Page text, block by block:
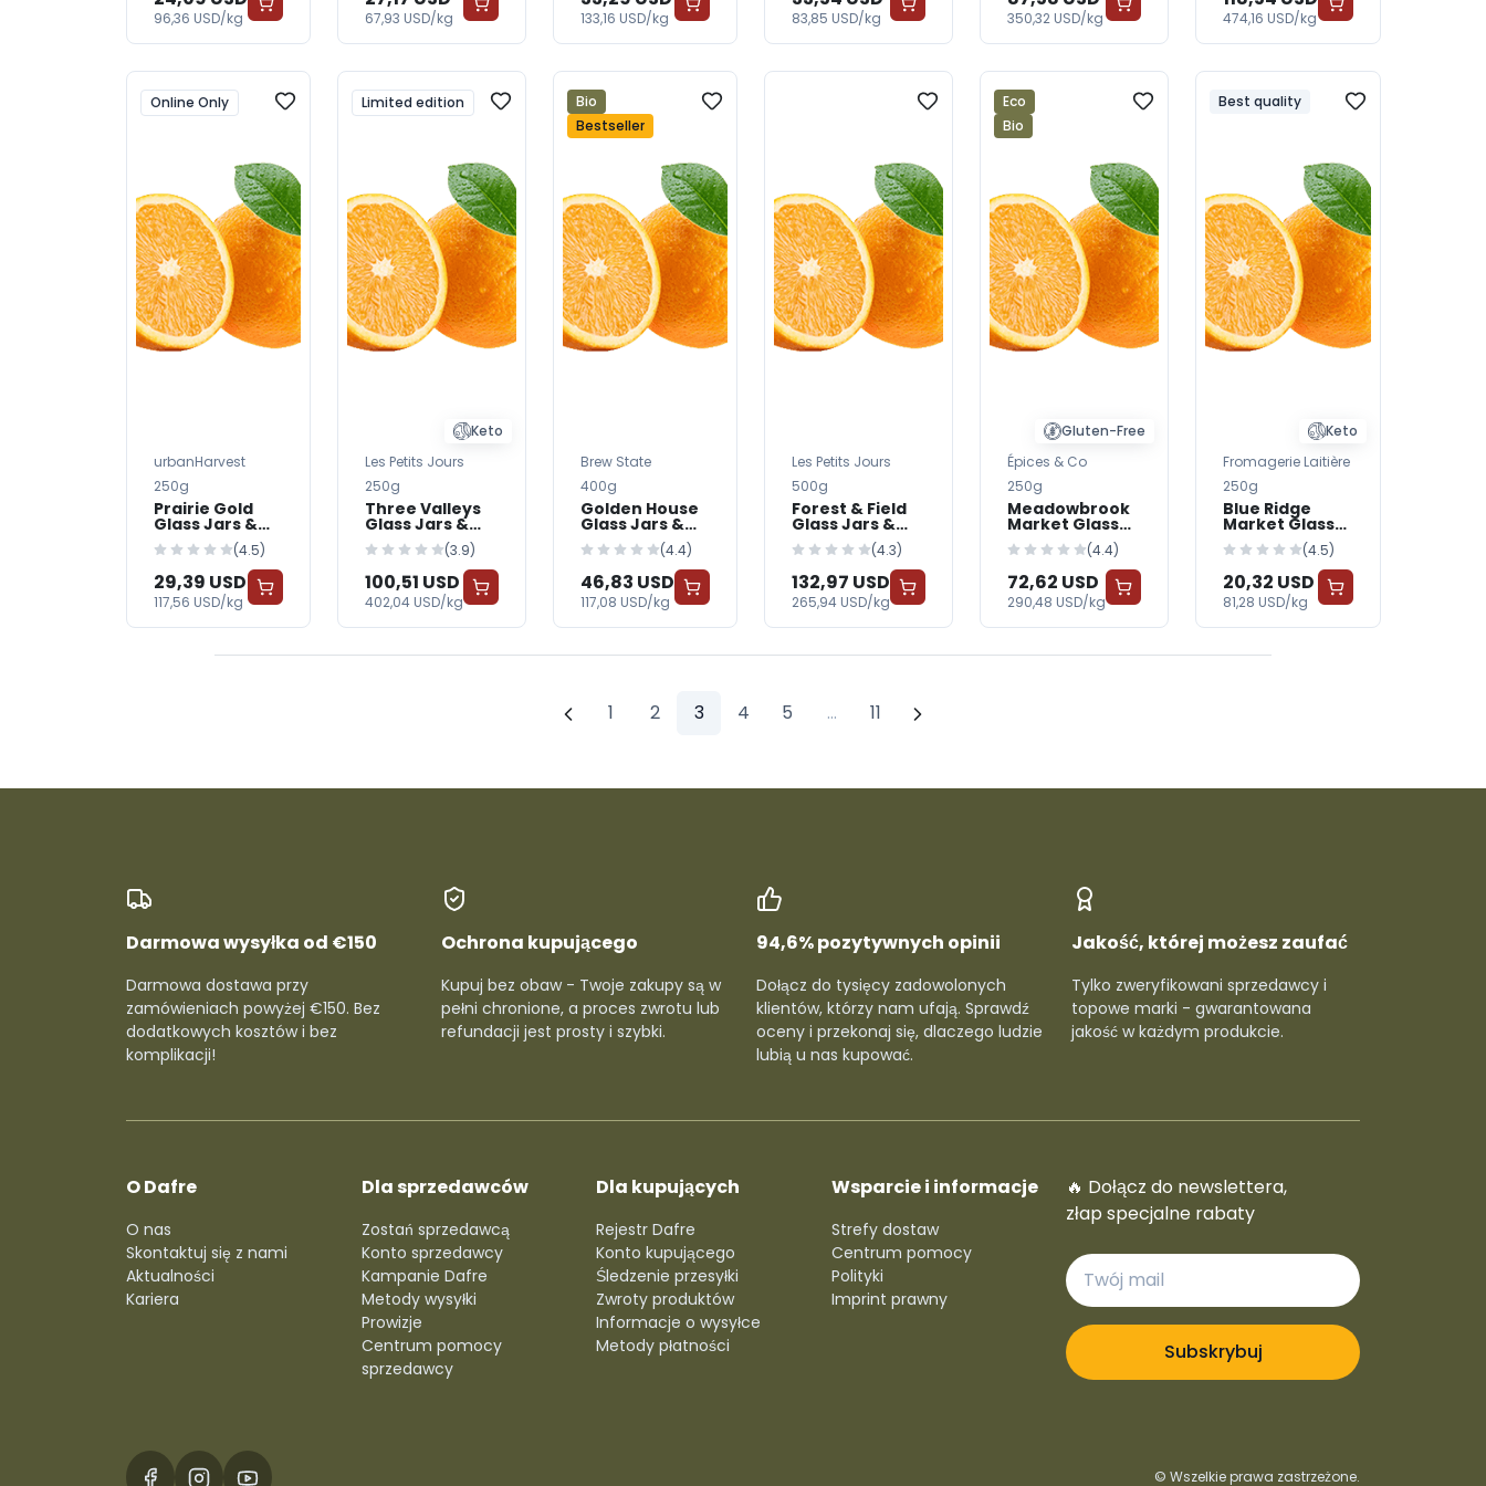
96,36 USD/kg 67,93 USD/kg 133,16 USD/kg 83,85 USD/kg 350,32 USD/kg 474,16 USD/kg
Online Only
urbanHarvest
250g
Prairie Gold
Glass Jars &
Bottles —
BabyWorld(4.5)
29,39 USD
117,56 USD/kg
Limited edition
Keto
Les Petits Jours
250g
Three Valleys
Glass Jars &
Bottles —
BabyWorld(3.9)
100,51 USD
402,04 USD/kg
Bio
Bestseller
Brew State
400g
Golden House
Glass Jars &
Bottles —
BabyWorld(4.4)
46,83 USD
117,08 USD/kg
Les Petits Jours
500g
Forest & Field
Glass Jars &
Bottles —
BabyWorld(4.3)
132,97 USD
265,94 USD/kg
Eco
Bio
Gluten-Free
Épices & Co
250g
Meadowbrook
Market Glass
Jars & Bottles
— BabyWorld
(4.4)
72,62 USD
290,48 USD/kg
Best quality
Keto
Fromagerie Laitière
250g
Blue Ridge
Market Glass
Jars & Bottles
— BabyWorld
(4.5)
20,32 USD
81,28 USD/kg
1 2 3 4 5 ... 11
Darmowa wysyłka od €150
Darmowa dostawa przy
zamówieniach powyżej €150. Bez
dodatkowych kosztów i bez
komplikacji!
Ochrona kupującego
Kupuj bez obaw - Twoje zakupy są w
pełni chronione, a proces zwrotu lub
refundacji jest prosty i szybki.
94,6% pozytywnych opinii
Dołącz do tysięcy zadowolonych
klientów, którzy nam ufają. Sprawdź
oceny i przekonaj się, dlaczego ludzie
lubią u nas kupować.
Jakość, której możesz zaufać
Tylko zweryfikowani sprzedawcy i
topowe marki - gwarantowana
jakość w każdym produkcie.
O Dafre
O nas
Skontaktuj się z nami
Aktualności
Kariera
Dla sprzedawców
Zostań sprzedawcą
Konto sprzedawcy
Kampanie Dafre
Metody wysyłki
Prowizje
Centrum pomocy
sprzedawcy
Dla kupujących
Rejestr Dafre
Konto kupującego
Śledzenie przesyłki
Zwroty produktów
Informacje o wysyłce
Metody płatności
Wsparcie i informacje
Strefy dostaw
Centrum pomocy
Polityki
Imprint prawny
🔥 Dołącz do newslettera,
złap specjalne rabaty
Subskrybuj
© Wszelkie prawa zastrzeżone.